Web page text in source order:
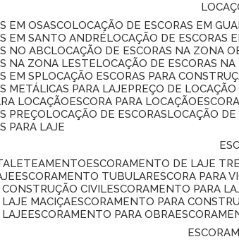
EM OSASCO LOCAÇÃO DE ESCORAS EM
EM SANTO ANDRÉ LOCAÇÃO DE ESCORAS
NO ABC LOCAÇÃO DE ESCORAS NA ZONA
NA ZONA LESTE LOCAÇÃO DE ESCORAS
EM SP LOCAÇÃO ESCORAS PARA
METÁLICAS PARA LAJE
PREÇO DE
LOCAÇÃO
ESCORA PARA LOCAÇÃO
PREÇO LOCAÇÃO DE ESCORAS LOCAÇÃO
PARA LAJE
ESCORAMENTO DE LAJE
ESCORAMENTO TUBULAR ESCORA PARA
CONSTRUÇÃO CIVIL ESCORAMENTO PARA
LAJE MACIÇA ESCORAMENTO PARA
LAJE
ESCORAMENTO PARA OBRA